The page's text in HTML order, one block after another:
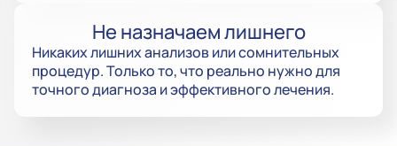
Не назначаем лишнего
Никаких лишних анализов или сомнительных
процедур. Только то, что реально нужно для
точного диагноза и эффективного лечения.